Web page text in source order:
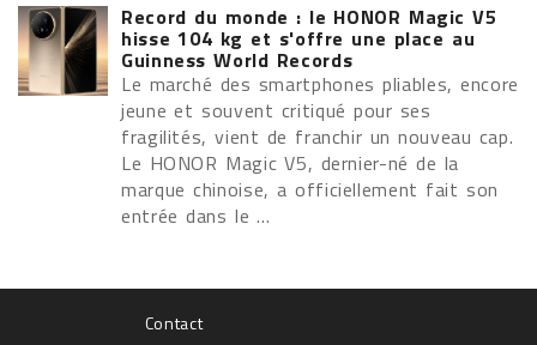
Record du monde : le HONOR Magic V5
hisse 104 kg et s'offre une place au
Guinness World Records
Le marché des smartphones pliables, encore
jeune et souvent critiqué pour ses
fragilités, vient de franchir un nouveau cap.
Le HONOR Magic V5, dernier-né de la
marque chinoise, a officiellement fait son
entrée dans le ...
Contact